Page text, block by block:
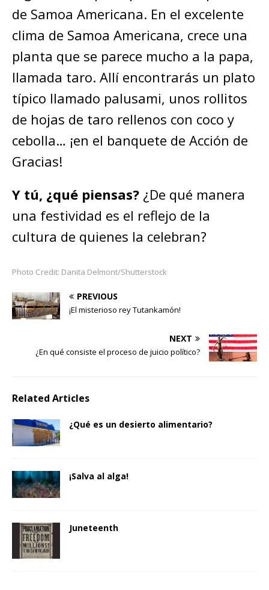
de Samoa Americana. En el excelente
clima de Samoa Americana, crece una
planta que se parece mucho a la papa,
llamada taro. Allí encontrarás un plato
típico llamado palusami, unos rollitos
de hojas de taro rellenos con coco y
cebolla… ¡en el banquete de Acción de
Gracias!
Y tú, ¿qué piensas? ¿De qué manera
una festividad es el reflejo de la
cultura de quienes la celebran?
Photo Credit: Danita Delmont/Shutterstock
PREVIOUS
¡El misterioso rey Tutankamón!
NEXT
¿En qué consiste el proceso de juicio político?
Related Articles
¿Qué es un desierto alimentario?
¡Salva al alga!
Juneteenth